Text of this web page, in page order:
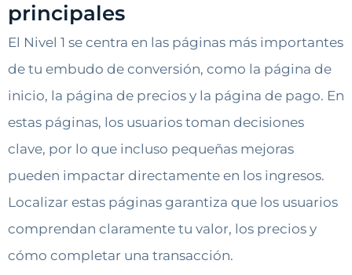
principales
El Nivel 1 se centra en las páginas más importantes
de tu embudo de conversión, como la página de
inicio, la página de precios y la página de pago. En
estas páginas, los usuarios toman decisiones
clave, por lo que incluso pequeñas mejoras
pueden impactar directamente en los ingresos.
Localizar estas páginas garantiza que los usuarios
comprendan claramente tu valor, los precios y
cómo completar una transacción.